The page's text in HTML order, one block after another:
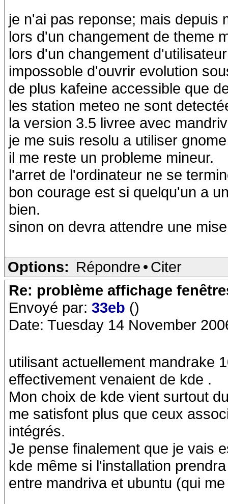
je n'ai pas reponse; mais depuis
lors d'un changement de theme
lors d'un changement
impossoble d'ouvrir evolution
de plus kafeine accessible que
les station meteo ne sont
la version 3.5 livree avec
je me suis resolu a utiliser gnome
il me reste un probleme mineur.
l'arret de l'ordinateur ne se
bon courage est si quelqu'un a
bien.
sinon on devra attendre une
Options: Répondre • Citer
Re: problème affichage
Envoyé par: 33eb ()
Date: Tuesday 14 November
utilisant actuellement mandrake
effectivement venaient de kde .
Mon choix de kde vient surtout
me satisfont plus que ceux
intégrés.
Je pense finalement que je vais
kde même si l'installation
entre mandriva et ubuntu (qui